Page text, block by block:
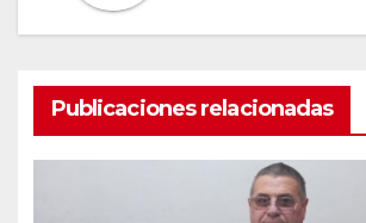
Publicaciones relacionadas